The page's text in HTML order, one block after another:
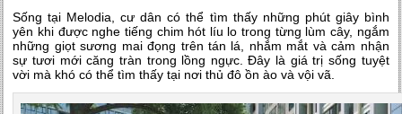
Sống tại Melodia, cư dân có thể tìm thấy những phút giây bình
yên khi được nghe tiếng chim hót líu lo trong từng lùm cây, ngắm
những giọt sương mai đọng trên tán lá, nhắm mắt và cảm nhận
sự tươi mới căng tràn trong lồng ngực. Đây là giá trị sống tuyệt
vời mà khó có thể tìm thấy tại nơi thủ đô ồn ào và vội vã.